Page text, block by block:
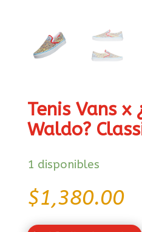
Tenis Vans x
Waldo?
1 disponibles
$1,380.00